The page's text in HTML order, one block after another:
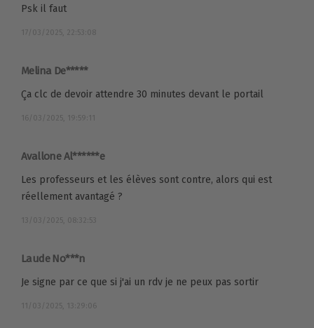
Psk il faut
17/03/2025, 22:53:08
Melina De*****
Ça clc de devoir attendre 30 minutes devant le portail
16/03/2025, 19:59:11
Avallone Al******e
Les professeurs et les élèves sont contre, alors qui est
réellement avantagé ?
13/03/2025, 08:32:53
Laude No***n
Je signe par ce que si j'ai un rdv je ne peux pas sortir
11/03/2025, 13:29:06